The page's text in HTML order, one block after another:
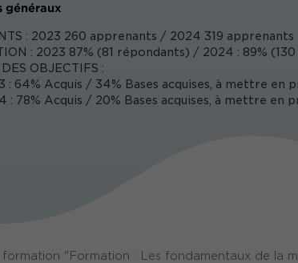
généraux
: 2023 260 apprenants / 2024 319 apprenants
: 2023 87% (81 répondants) / 2024 : 89%
OBJECTIFS :
: 64% Acquis / 34% Bases acquises, à mettre en
: 78% Acquis / 20% Bases acquises, à mettre en
formation "Formation : Les fondamentaux de la